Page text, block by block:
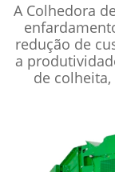
A Colhedora
redução de
a
de